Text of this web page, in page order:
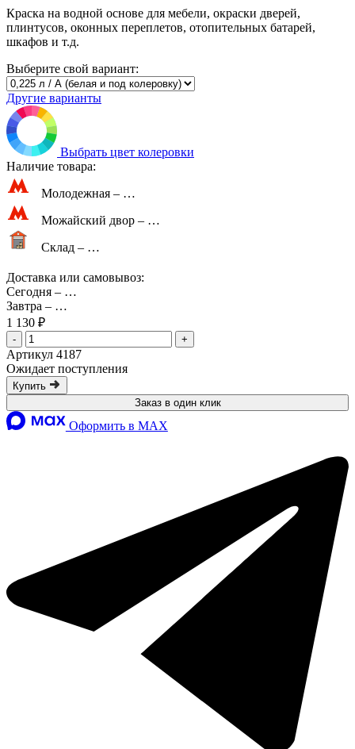
Краска на водной основе для мебели, окраски дверей,
плинтусов, оконных переплетов, отопительных батарей,
шкафов и т.д.
Выберите свой вариант:
Другие варианты
Выбрать цвет колеровки
Наличие товара:
Молодежная – …
Можайский двор – …
Склад – …
Доставка или самовывоз:
Сегодня – …
Завтра – …
1 130 ₽
- +
Артикул 4187
Ожидает поступления
Купить
Заказ в один клик
Оформить в MAX